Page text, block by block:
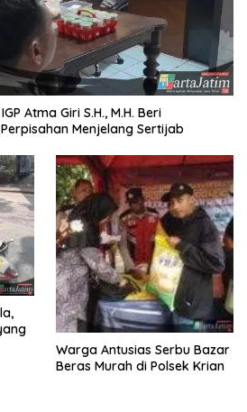
Atma Giri S.H., M.H. Beri
Menjelang Sertijab
Warga Antusias Serbu Bazar
Beras Murah di Polsek Krian